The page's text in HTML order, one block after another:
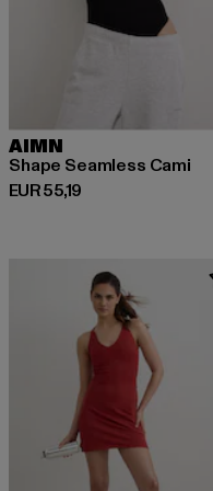
AIMN
Shape Seamless Cami
EUR 55,19
Derzeitiger Preis: EUR 55,19